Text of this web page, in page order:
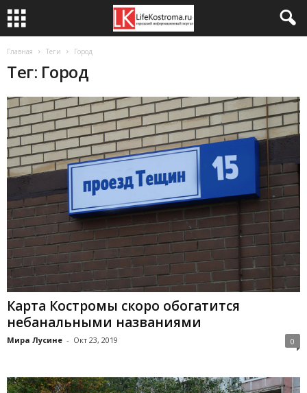
Главная Теги Город
Тег: Город
Карта Костромы скоро обогатится
небанальными названиями
Мира Лусине - Окт 23, 2019 0